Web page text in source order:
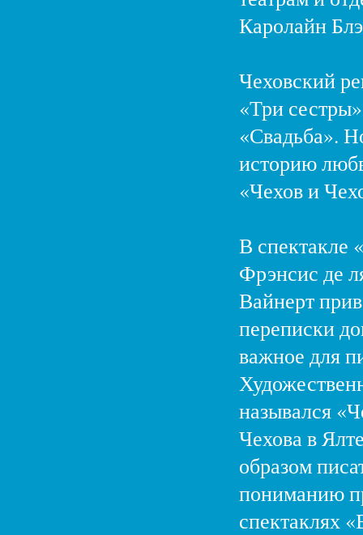
Каролайн
Чеховский
«Три
«Свадьба».
историю
«Чехов и
В спектакле
Фрэнсис де
Вайнерт
переписки
важное для
назывался
Чехова в
образом
пониманию
спектаклях